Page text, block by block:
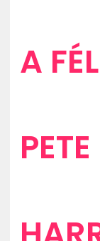
A